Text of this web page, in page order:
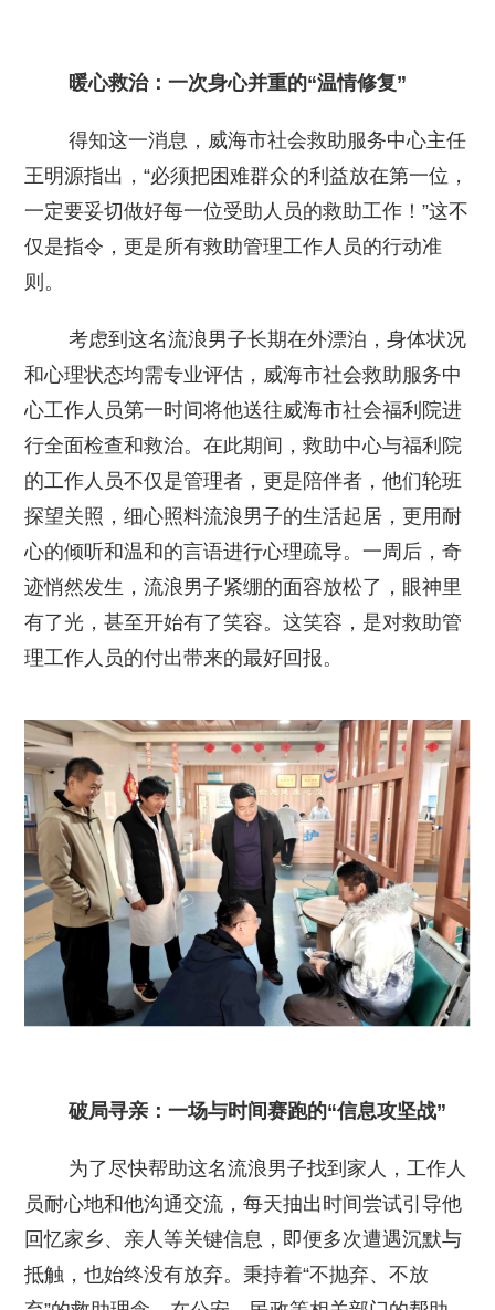
暖心救治：一次身心并重的“温情修复”
得知这一消息，威海市社会救助服务中心主任
王明源指出，“必须把困难群众的利益放在第一位，
一定要妥切做好每一位受助人员的救助工作！”这不
仅是指令，更是所有救助管理工作人员的行动准
则。
考虑到这名流浪男子长期在外漂泊，身体状况
和心理状态均需专业评估，威海市社会救助服务中
心工作人员第一时间将他送往威海市社会福利院进
行全面检查和救治。在此期间，救助中心与福利院
的工作人员不仅是管理者，更是陪伴者，他们轮班
探望关照，细心照料流浪男子的生活起居，更用耐
心的倾听和温和的言语进行心理疏导。一周后，奇
迹悄然发生，流浪男子紧绷的面容放松了，眼神里
有了光，甚至开始有了笑容。这笑容，是对救助管
理工作人员的付出带来的最好回报。
破局寻亲：一场与时间赛跑的“信息攻坚战”
为了尽快帮助这名流浪男子找到家人，工作人
员耐心地和他沟通交流，每天抽出时间尝试引导他
回忆家乡、亲人等关键信息，即便多次遭遇沉默与
抵触，也始终没有放弃。秉持着“不抛弃、不放